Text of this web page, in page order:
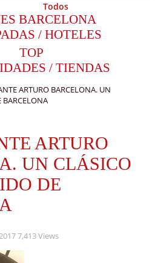
Todos
BARCELONA
/ HOTELES
TOP
/ TIENDAS
ARTURO BARCELONA. UN
BARCELONA
ARTURO
UN CLÁSICO
DE
7,413 Views